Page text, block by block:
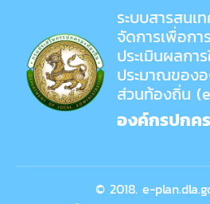
ระบบสารสนเ
จัดการเพื่อกา
ประเมินผลกา
ประมาณของ
ส่วนท้องถิ่น
องค์กรปกค
© 2018. e-